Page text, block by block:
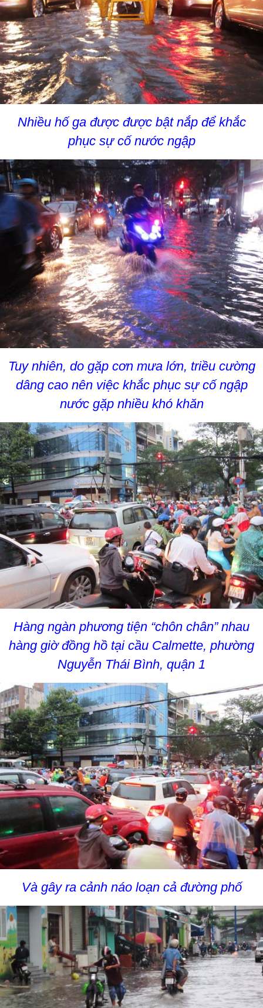
Nhiều hố ga được được bật nắp để khắc
phục sự cố nước ngập
Tuy nhiên, do gặp cơn mưa lớn, triều cường
dâng cao nên việc khắc phục sự cố ngập
nước gặp nhiều khó khăn
Hàng ngàn phương tiện “chôn chân” nhau
hàng giờ đồng hồ tại cầu Calmette, phường
Nguyễn Thái Bình, quận 1
Và gây ra cảnh náo loạn cả đường phố